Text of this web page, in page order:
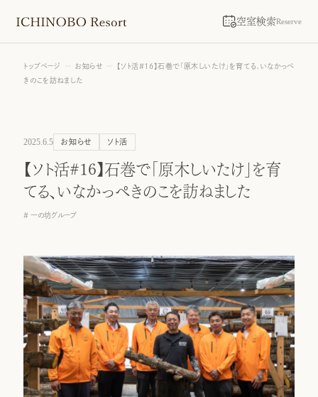
空室検索Reserve
トップページ お知らせ
【ソト活#16】石巻で「原木しいたけ」を育てる、いなかっぺ
きのこを訪ねました
2025.6.5 お知らせ ソト活
【ソト活#16】石巻で「原木しいたけ」を育
てる、いなかっぺきのこを訪ねました
一の坊グループ